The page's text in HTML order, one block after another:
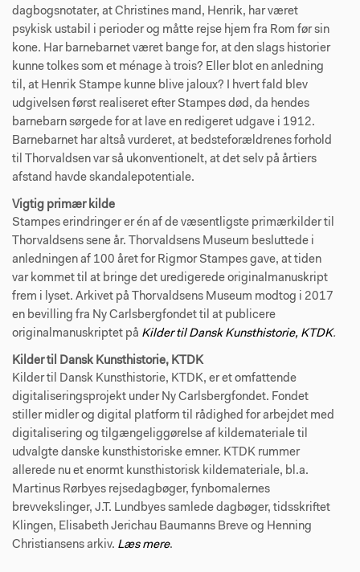
dagbogsnotater, at Christines mand, Henrik, har været
psykisk ustabil i perioder og måtte rejse hjem fra Rom før sin
kone. Har barnebarnet været bange for, at den slags historier
kunne tolkes som et ménage à trois? Eller blot en anledning
til, at Henrik Stampe kunne blive jaloux? I hvert fald blev
udgivelsen først realiseret efter Stampes død, da hendes
barnebarn sørgede for at lave en redigeret udgave i 1912.
Barnebarnet har altså vurderet, at bedsteforældrenes forhold
til Thorvaldsen var så ukonventionelt, at det selv på årtiers
afstand havde skandalepotentiale.
Vigtig primær kilde
Stampes erindringer er én af de væsentligste primærkilder til
Thorvaldsens sene år. Thorvaldsens Museum besluttede i
anledningen af 100 året for Rigmor Stampes gave, at tiden
var kommet til at bringe det uredigerede originalmanuskript
frem i lyset. Arkivet på Thorvaldsens Museum modtog i 2017
en bevilling fra Ny Carlsbergfondet til at publicere
originalmanuskriptet på Kilder til Dansk Kunsthistorie, KTDK.
Kilder til Dansk Kunsthistorie, KTDK
Kilder til Dansk Kunsthistorie, KTDK, er et omfattende
digitaliseringsprojekt under Ny Carlsbergfondet. Fondet
stiller midler og digital platform til rådighed for arbejdet med
digitalisering og tilgængeliggørelse af kildemateriale til
udvalgte danske kunsthistoriske emner. KTDK rummer
allerede nu et enormt kunsthistorisk kildemateriale, bl.a.
Martinus Rørbyes rejsedagbøger, fynbomalernes
brevvekslinger, J.T. Lundbyes samlede dagbøger, tidsskriftet
Klingen, Elisabeth Jerichau Baumanns Breve og Henning
Christiansens arkiv. Læs mere.